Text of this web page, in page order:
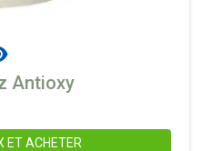
Antioxy
ET ACHETER